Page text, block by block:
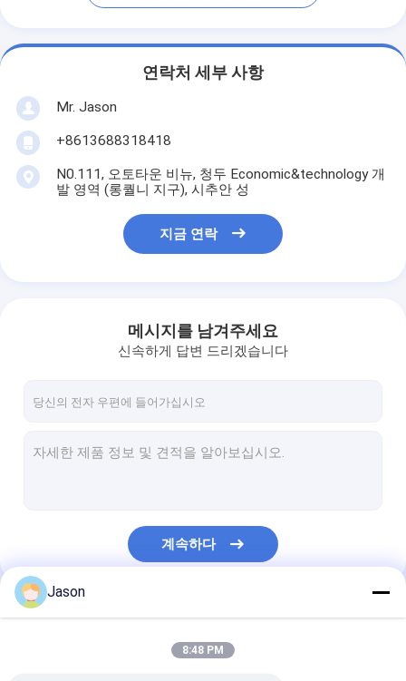
연락처 세부 사항
Mr. Jason
+8613688318418
N0.111, 오토타운 비뉴, 청두 Economic&technology 개
발 영역 (롱퀄니 지구), 시추안 성
지금 연락
메시지를 남겨주세요
신속하게 답변 드리겠습니다
계속하다
우리의 카테고리
Jason
8:48 PM